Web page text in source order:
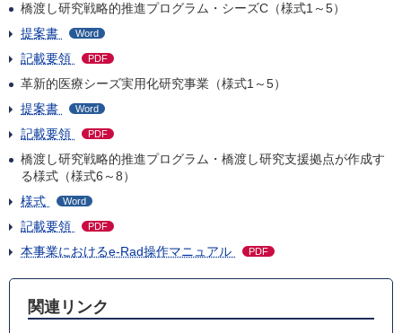
橋渡し研究戦略的推進プログラム・シーズC（様式1～5）
提案書
Word
記載要領 PDF
革新的医療シーズ実用化研究事業（様式1～5）
提案書
Word
記載要領 PDF
橋渡し研究戦略的推進プログラム・橋渡し研究支援拠点が作成す
る様式（様式6～8）
様式
Word
記載要領 PDF
本事業におけるe-Rad操作マニュアル PDF
関連リンク